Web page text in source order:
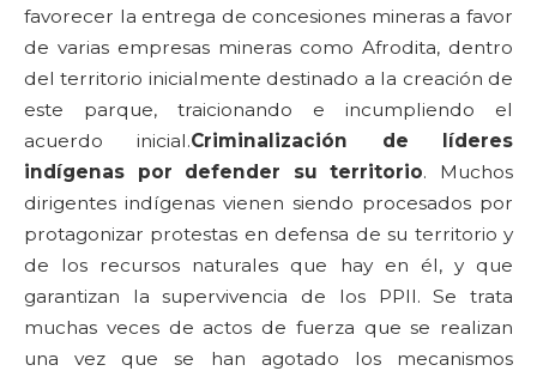
favorecer la entrega de concesiones mineras a favor
de varias empresas mineras como Afrodita, dentro
del territorio inicialmente destinado a la creación de
este parque, traicionando e incumpliendo el
acuerdo inicial.Criminalización de líderes
indígenas por defender su territorio. Muchos
dirigentes indígenas vienen siendo procesados por
protagonizar protestas en defensa de su territorio y
de los recursos naturales que hay en él, y que
garantizan la supervivencia de los PPII. Se trata
muchas veces de actos de fuerza que se realizan
una vez que se han agotado los mecanismos